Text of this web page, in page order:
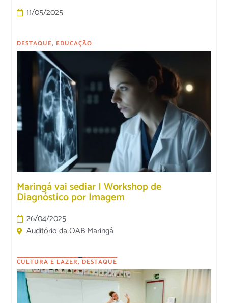
11/05/2025
DESTAQUE, EDUCAÇÃO
Maringá vai sediar I Workshop de
Diagnóstico por Imagem
26/04/2025
Auditório da OAB Maringá
CULTURA E LAZER, DESTAQUE